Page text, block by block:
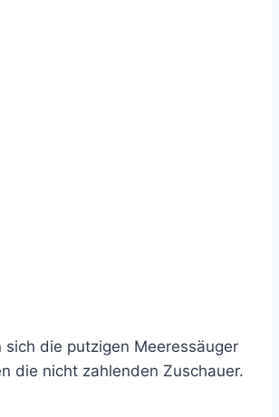
sich die putzigen Meeressäuger
die nicht zahlenden Zuschauer.